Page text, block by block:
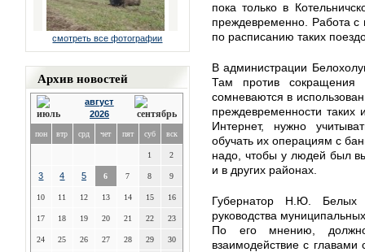
смотреть все фотографии
Архив новостей
август
2026
пон втр срд чет пят суб вск
1 2
3 4 5 6 7 8 9
10 11 12 13 14 15 16
17 18 19 20 21 22 23
24 25 26 27 28 29 30
пока только в
преждевременно. Работа с
по расписанию таких
В администрации
Там против сокращения
сомневаются в
преждевременности таких
Интернет, нужно
обучать их операциям с
надо, чтобы у людей был
и в других районах.
Губернатор Н.Ю. Белых
руководства
По его мнению,
взаимодействие с